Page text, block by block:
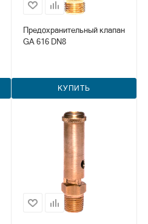
Предохранительный клапан
GA 616 DN8
КУПИТЬ